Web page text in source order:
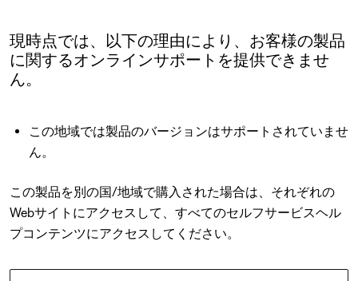
現時点では、以下の理由により、お客様の製品
に関するオンラインサポートを提供できませ
ん。
この地域では製品のバージョンはサポートされていませ
ん。
この製品を別の国/地域で購入された場合は、それぞれの
Webサイトにアクセスして、すべてのセルフサービスヘル
プコンテンツにアクセスしてください。